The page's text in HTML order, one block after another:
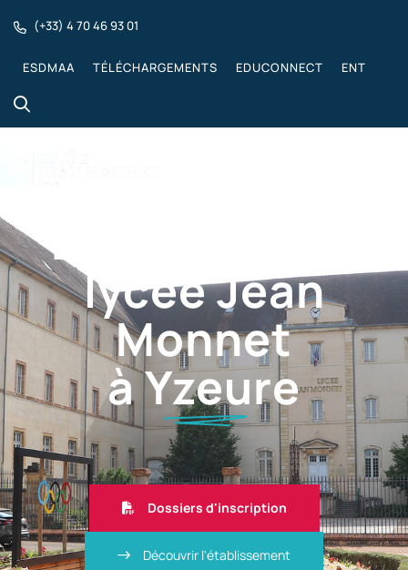
(+33) 4 70 46 93 01
ESDMAA TÉLÉCHARGEMENTS EDUCONNECT ENT
Bienvenue au
lycée Jean
Monnet
à Yzeure
Dossiers d'inscription
Découvrir l'établissement